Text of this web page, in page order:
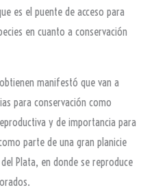
es el puente de acceso para
en cuanto a conservación
manifestó que van a
para conservación como
y de importancia para
parte de una gran planicie
Plata, en donde se reproduce